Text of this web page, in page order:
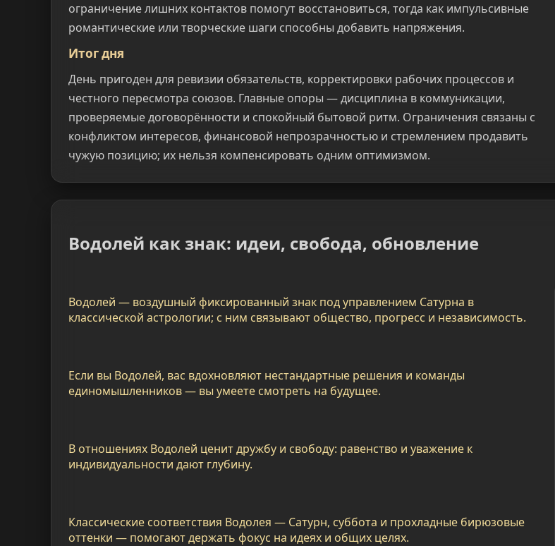
ограничение лишних контактов помогут восстановиться, тогда как импульсивные
романтические или творческие шаги способны добавить напряжения.
Итог дня
День пригоден для ревизии обязательств, корректировки рабочих процессов и
честного пересмотра союзов. Главные опоры — дисциплина в коммуникации,
проверяемые договорённости и спокойный бытовой ритм. Ограничения связаны с
конфликтом интересов, финансовой непрозрачностью и стремлением продавить
чужую позицию; их нельзя компенсировать одним оптимизмом.
Водолей как знак: идеи, свобода, обновление
Водолей — воздушный фиксированный знак под управлением Сатурна в
классической астрологии; с ним связывают общество, прогресс и независимость.
Если вы Водолей, вас вдохновляют нестандартные решения и команды
единомышленников — вы умеете смотреть на будущее.
В отношениях Водолей ценит дружбу и свободу: равенство и уважение к
индивидуальности дают глубину.
Классические соответствия Водолея — Сатурн, суббота и прохладные бирюзовые
оттенки — помогают держать фокус на идеях и общих целях.